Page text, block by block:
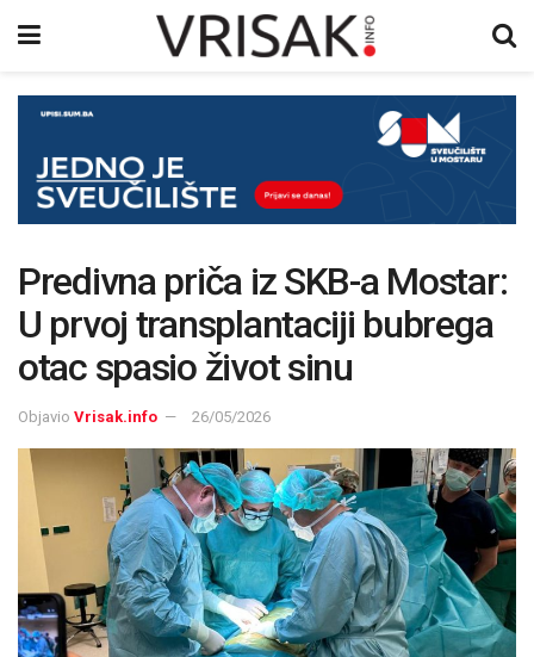
Predivna priča iz SKB-a Mostar:
U prvoj transplantaciji bubrega
otac spasio život sinu
Objavio Vrisak.info 26/05/2026